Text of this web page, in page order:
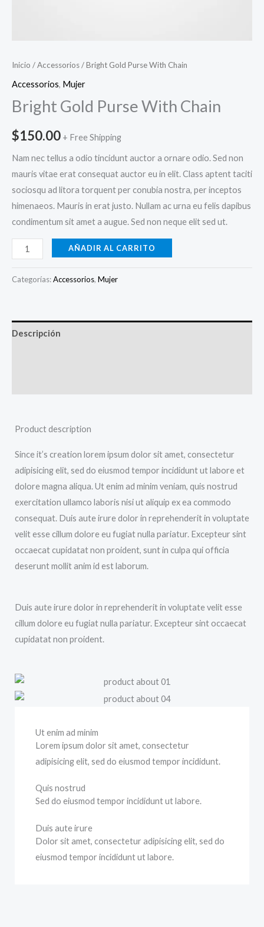
Inicio /Accessorios/ Bright Gold Purse With Chain
Accessorios, Mujer
Bright Gold Purse With Chain
$150.00 + Free Shipping
Nam nec tellus a odio tincidunt auctor a ornare odio. Sed non
mauris vitae erat consequat auctor eu in elit. Class aptent taciti
sociosqu ad litora torquent per conubia nostra, per inceptos
himenaeos. Mauris in erat justo. Nullam ac urna eu felis dapibus
condimentum sit amet a augue. Sed non neque elit sed ut.
AÑADIR AL CARRITO
Categorías:Accessorios, Mujer
Descripción
Product description
Since it’s creation lorem ipsum dolor sit amet, consectetur
adipisicing elit, sed do eiusmod tempor incididunt ut labore et
dolore magna aliqua. Ut enim ad minim veniam, quis nostrud
exercitation ullamco laboris nisi ut aliquip ex ea commodo
consequat. Duis aute irure dolor in reprehenderit in voluptate
velit esse cillum dolore eu fugiat nulla pariatur. Excepteur sint
occaecat cupidatat non proident, sunt in culpa qui officia
deserunt mollit anim id est laborum.
Duis aute irure dolor in reprehenderit in voluptate velit esse
cillum dolore eu fugiat nulla pariatur. Excepteur sint occaecat
cupidatat non proident.
Ut enim ad minim
Lorem ipsum dolor sit amet, consectetur
adipisicing elit, sed do eiusmod tempor incididunt.
Quis nostrud
Sed do eiusmod tempor incididunt ut labore.
Duis aute irure
Dolor sit amet, consectetur adipisicing elit, sed do
eiusmod tempor incididunt ut labore.